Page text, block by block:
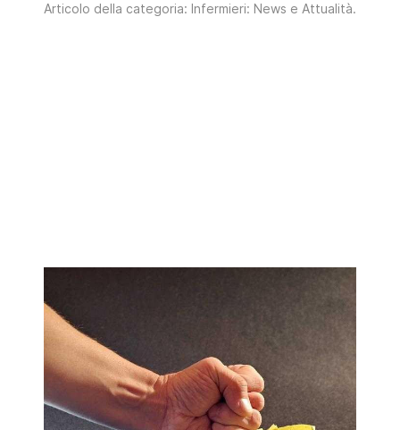
Articolo della categoria: Infermieri: News e Attualità.